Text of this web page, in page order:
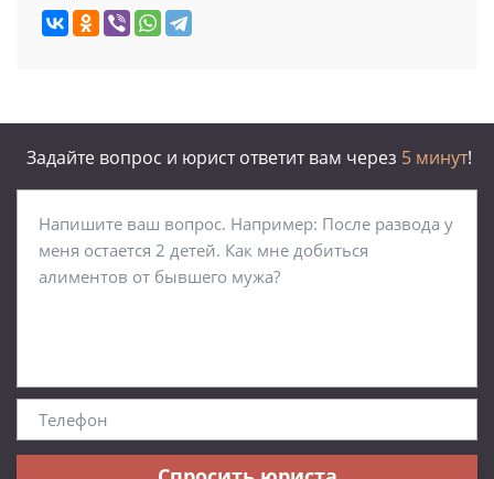
Задайте вопрос и юрист ответит вам через 5 минут!